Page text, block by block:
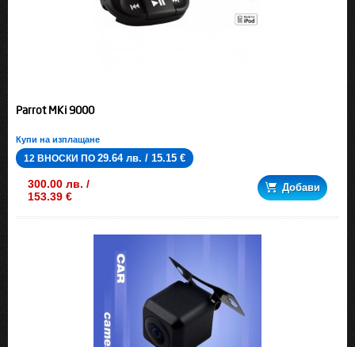
Parrot MKi 9000
Купи на изплащане
12 ВНОСКИ ПО 29.64 лв. / 15.15 €
300.00 лв. /
153.39 €
Добави